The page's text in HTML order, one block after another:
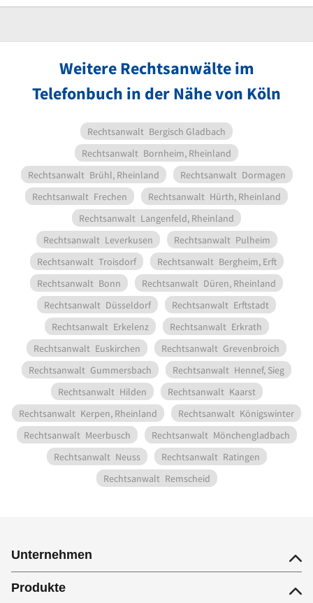
Weitere Rechtsanwälte im
Telefonbuch in der Nähe von Köln
Rechtsanwalt Bergisch Gladbach
Rechtsanwalt Bornheim, Rheinland
Rechtsanwalt Brühl, Rheinland Rechtsanwalt Dormagen
Rechtsanwalt Frechen Rechtsanwalt Hürth, Rheinland
Rechtsanwalt Langenfeld, Rheinland
Rechtsanwalt Leverkusen Rechtsanwalt Pulheim
Rechtsanwalt Troisdorf Rechtsanwalt Bergheim, Erft
Rechtsanwalt Bonn Rechtsanwalt Düren, Rheinland
Rechtsanwalt Düsseldorf Rechtsanwalt Erftstadt
Rechtsanwalt Erkelenz Rechtsanwalt Erkrath
Rechtsanwalt Euskirchen Rechtsanwalt Grevenbroich
Rechtsanwalt Gummersbach Rechtsanwalt Hennef, Sieg
Rechtsanwalt Hilden Rechtsanwalt Kaarst
Rechtsanwalt Kerpen, Rheinland Rechtsanwalt Königswinter
Rechtsanwalt Meerbusch Rechtsanwalt Mönchengladbach
Rechtsanwalt Neuss Rechtsanwalt Ratingen
Rechtsanwalt Remscheid
Unternehmen
Produkte